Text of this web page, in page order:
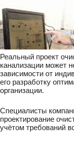
Реальный проект
канализации может
зависимости от
его разработку
организации.
Специалисты
проектирование
учётом требований